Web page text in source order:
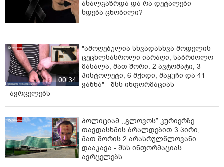
ახალგაზრდა და რა დეტალები
ხდება ცნობილი?
00:34
"ამოღებულია სხვადასხვა მოდელის
ცეცხლსასროლი იარაღი, საბრძოლო
მასალა, მათ შორი: 2 ავტომატი, 3
პისტოლეტი, 6 მჭიდი, მაყუჩი და 41
ვაზნა" - შსს ინფორმაციას
ავრცელებს
პოლიციამ ,,გლოვოს” კურიერზე
თავდასხმის ბრალდებით 3 პირი,
მათ შორის 2 არასრულწლოვანი
დააკავა - შსს ინფორმაციას
ავრცელებს